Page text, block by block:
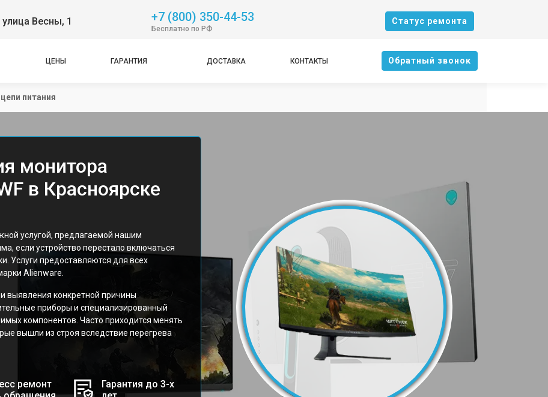
улица Весны, 1 +7 (800) 350-44-53
Бесплатно по РФ
Cтатус ремонта
ЦЕНЫ ГАРАНТИЯ ДОСТАВКА КОНТАКТЫ Oбратный звонок
питания
монитора
в Красноярске
услугой, предлагаемой нашим
если устройство перестало включаться
Услуги предоставляются для всех
Alienware.
выявления конкретной причины
приборы и специализированный
компонентов. Часто приходится менять
вышли из строя вследствие перегрева
ремонт
Гарантия до 3-х